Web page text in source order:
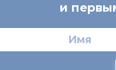
и